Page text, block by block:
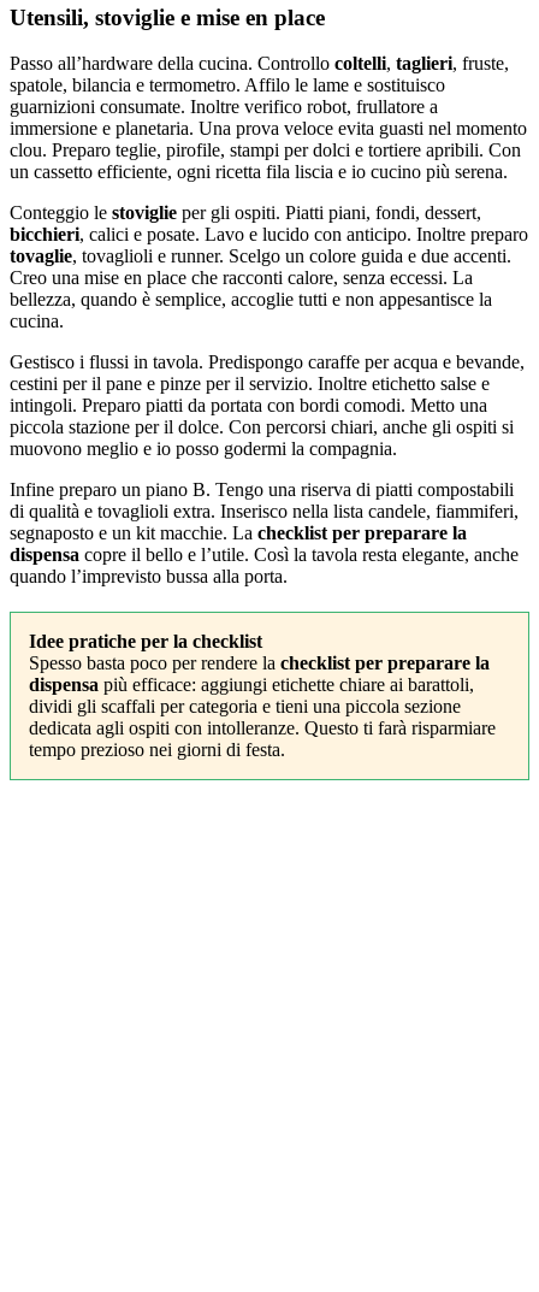
Utensili, stoviglie e mise en place
Passo all’hardware della cucina. Controllo coltelli, taglieri, fruste,
spatole, bilancia e termometro. Affilo le lame e sostituisco
guarnizioni consumate. Inoltre verifico robot, frullatore a
immersione e planetaria. Una prova veloce evita guasti nel momento
clou. Preparo teglie, pirofile, stampi per dolci e tortiere apribili. Con
un cassetto efficiente, ogni ricetta fila liscia e io cucino più serena.
Conteggio le stoviglie per gli ospiti. Piatti piani, fondi, dessert,
bicchieri, calici e posate. Lavo e lucido con anticipo. Inoltre preparo
tovaglie, tovaglioli e runner. Scelgo un colore guida e due accenti.
Creo una mise en place che racconti calore, senza eccessi. La
bellezza, quando è semplice, accoglie tutti e non appesantisce la
cucina.
Gestisco i flussi in tavola. Predispongo caraffe per acqua e bevande,
cestini per il pane e pinze per il servizio. Inoltre etichetto salse e
intingoli. Preparo piatti da portata con bordi comodi. Metto una
piccola stazione per il dolce. Con percorsi chiari, anche gli ospiti si
muovono meglio e io posso godermi la compagnia.
Infine preparo un piano B. Tengo una riserva di piatti compostabili
di qualità e tovaglioli extra. Inserisco nella lista candele, fiammiferi,
segnaposto e un kit macchie. La checklist per preparare la
dispensa copre il bello e l’utile. Così la tavola resta elegante, anche
quando l’imprevisto bussa alla porta.
Idee pratiche per la checklist
Spesso basta poco per rendere la checklist per preparare la
dispensa più efficace: aggiungi etichette chiare ai barattoli,
dividi gli scaffali per categoria e tieni una piccola sezione
dedicata agli ospiti con intolleranze. Questo ti farà risparmiare
tempo prezioso nei giorni di festa.